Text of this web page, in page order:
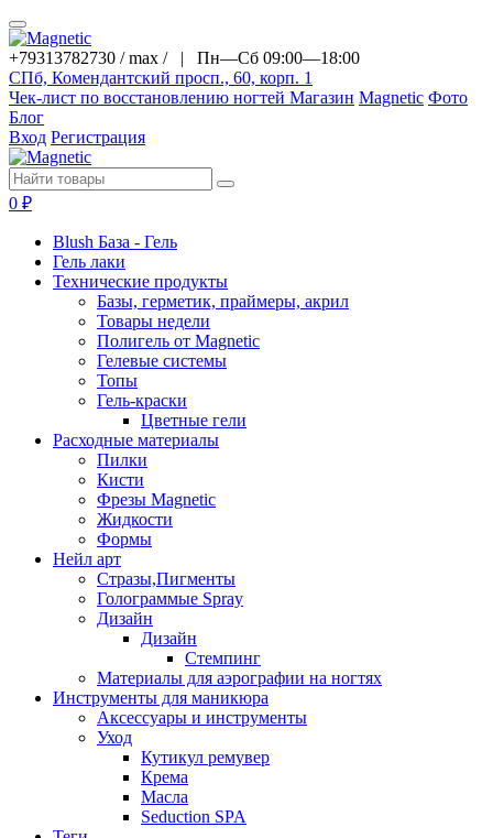
+79313782730 / max / | Пн—Сб 09:00—18:00
СПб, Комендантский просп., 60, корп. 1
Чек-лист по восстановлению ногтей Магазин Magnetic Фото
Блог
Вход Регистрация
0 ₽
Blush База - Гель
Гель лаки
Технические продукты
Базы, герметик, праймеры, акрил
Товары недели
Полигель от Magnetic
Гелевые системы
Топы
Гель-краски
Цветные гели
Расходные материалы
Пилки
Кисти
Фрезы Magnetic
Жидкости
Формы
Нейл арт
Стразы,Пигменты
Голограммые Spray
Дизайн
Дизайн
Стемпинг
Материалы для аэрографии на ногтях
Инструменты для маникюра
Аксессуары и инструменты
Уход
Кутикул ремувер
Крема
Масла
Seduction SPA